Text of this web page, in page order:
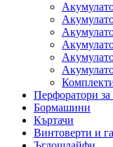
Перфоратори за
Бормашини
Къртачи
Винтоверти и